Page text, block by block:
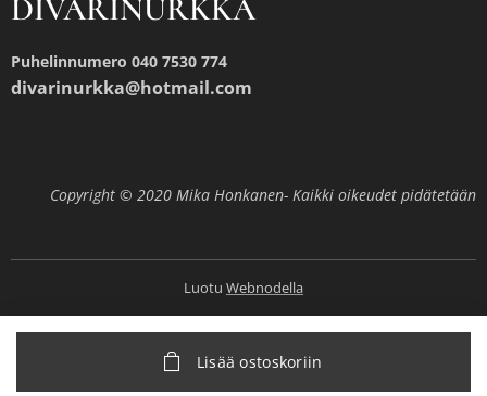
Lisää ostoskoriin
DIVARINURKKA
Puhelinnumero 040 7530 774
divarinurkka@hotmail.com
Copyright © 2020 Mika Honkanen- Kaikki oikeudet pidätetään
Luotu Webnodella